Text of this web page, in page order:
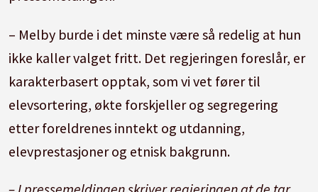
– Melby burde i det minste være så redelig at hun
ikke kaller valget fritt. Det regjeringen foreslår, er
karakterbasert opptak, som vi vet fører til
elevsortering, økte forskjeller og segregering
etter foreldrenes inntekt og utdanning,
elevprestasjoner og etnisk bakgrunn.